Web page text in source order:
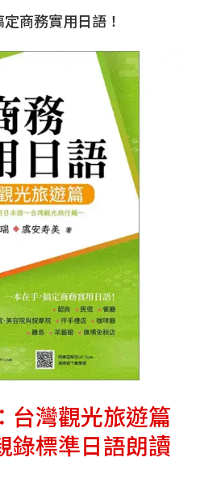
商務實用日語！
台灣觀光旅遊篇
錄標準日語朗讀